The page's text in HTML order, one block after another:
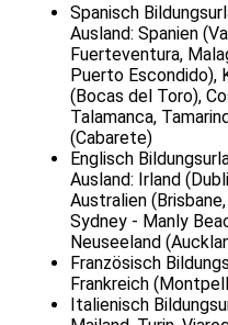
Spanisch
Ausland: Spanien
Fuerteventura,
Puerto Escondido),
(Bocas del Toro),
Talamanca,
(Cabarete)
Englisch
Ausland: Irland
Australien
Sydney - Manly
Neuseeland
Französisch
Frankreich
Italienisch